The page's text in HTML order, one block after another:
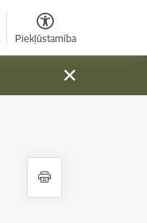
Piekļūstamība